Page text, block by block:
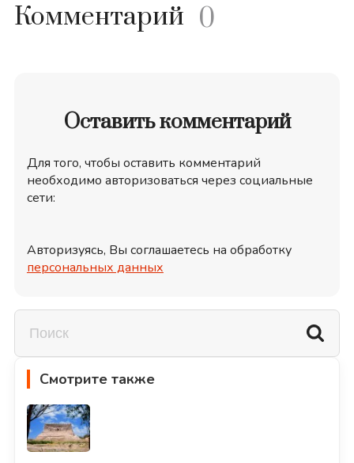
Комментарий 0
Оставить комментарий
Для того, чтобы оставить комментарий
необходимо авторизоваться через социальные
сети:
Авторизуясь, Вы соглашаетесь на обработку
персональных данных
Смотрите также